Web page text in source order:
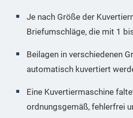
Je nach Größe der
Briefumschläge, die mit 1
Beilagen in verschiedenen
automatisch kuvertiert
Eine Kuvertiermaschine
ordnungsgemäß, fehlerfrei